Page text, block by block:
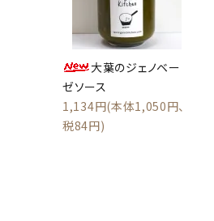
大葉のジェノベー
ゼソース
1,134円(本体1,050円、
税84円)